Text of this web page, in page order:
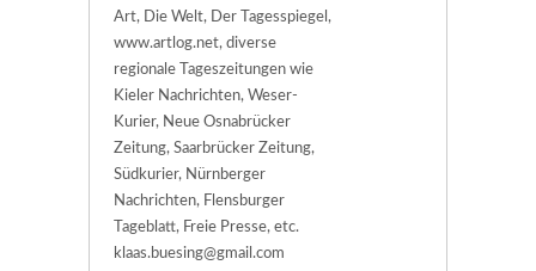
Art, Die Welt, Der Tagesspiegel,
www.artlog.net, diverse
regionale Tageszeitungen wie
Kieler Nachrichten, Weser-
Kurier, Neue Osnabrücker
Zeitung, Saarbrücker Zeitung,
Südkurier, Nürnberger
Nachrichten, Flensburger
Tageblatt, Freie Presse, etc.
klaas.buesing@gmail.com